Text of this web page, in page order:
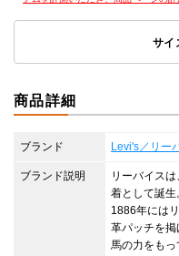
サイ
商品詳細
ブランド Levi's／リー
ブランド説明
リーバイス
着として誕生
1886年には
革パッチを掲
馬の力をも